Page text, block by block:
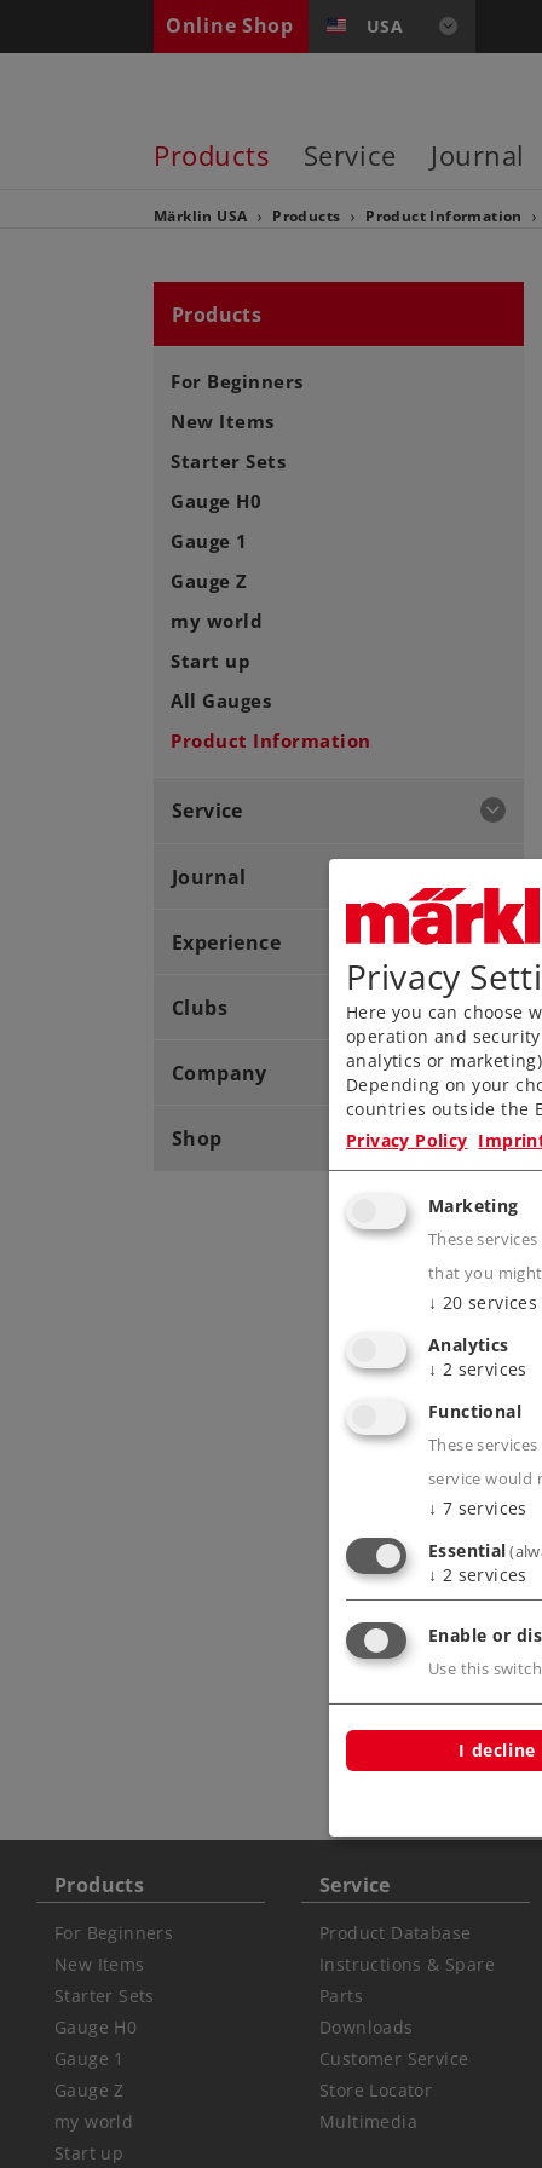
Online Shop USA
Products Service Journal
Märklin USA Products Product Information
Products
For Beginners
New Items
Starter Sets
Gauge H0
Gauge 1
Gauge Z
my world
Start up
All Gauges
Product Information
Service
Journal
Experience
Clubs
Company
Shop
Products
For Beginners
New Items
Starter Sets
Gauge H0
Gauge 1
Gauge Z
my world
Start up
Service
Product Database
Instructions & Spare
Parts
Downloads
Customer Service
Store Locator
Multimedia
Privacy
Here you can choose
operation and
analytics or
Depending on your
countries outside the
Privacy Policy
Marketing
These
that you
↓ 20 services
Analytics
↓ 2 services
Functional
These
service would
↓ 7 services
Essential
↓ 2 services
Enable or
Use this
I decline